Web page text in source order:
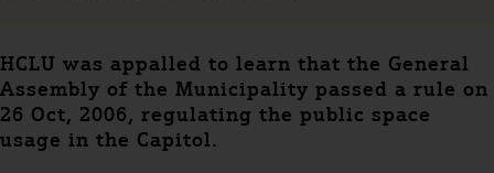
HCLU was appalled to learn that the General
Assembly of the Municipality passed a rule on
26 Oct, 2006, regulating the public space
usage in the Capitol.